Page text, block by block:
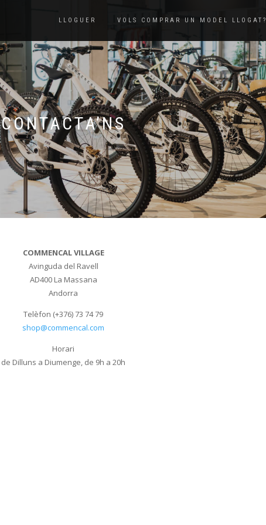
LLOGUER VOLS COMPRAR UN MODEL LLOGAT?
CONTACTA’NS
COMMENCAL VILLAGE
Avinguda del Ravell
AD400 La Massana
Andorra
Telèfon (+376) 73 74 79
shop@commencal.com
Horari
de Dilluns a Diumenge, de 9h a 20h